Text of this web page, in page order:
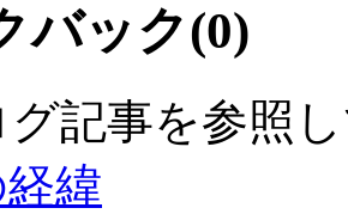
バック(0)
グ記事を参照
緯